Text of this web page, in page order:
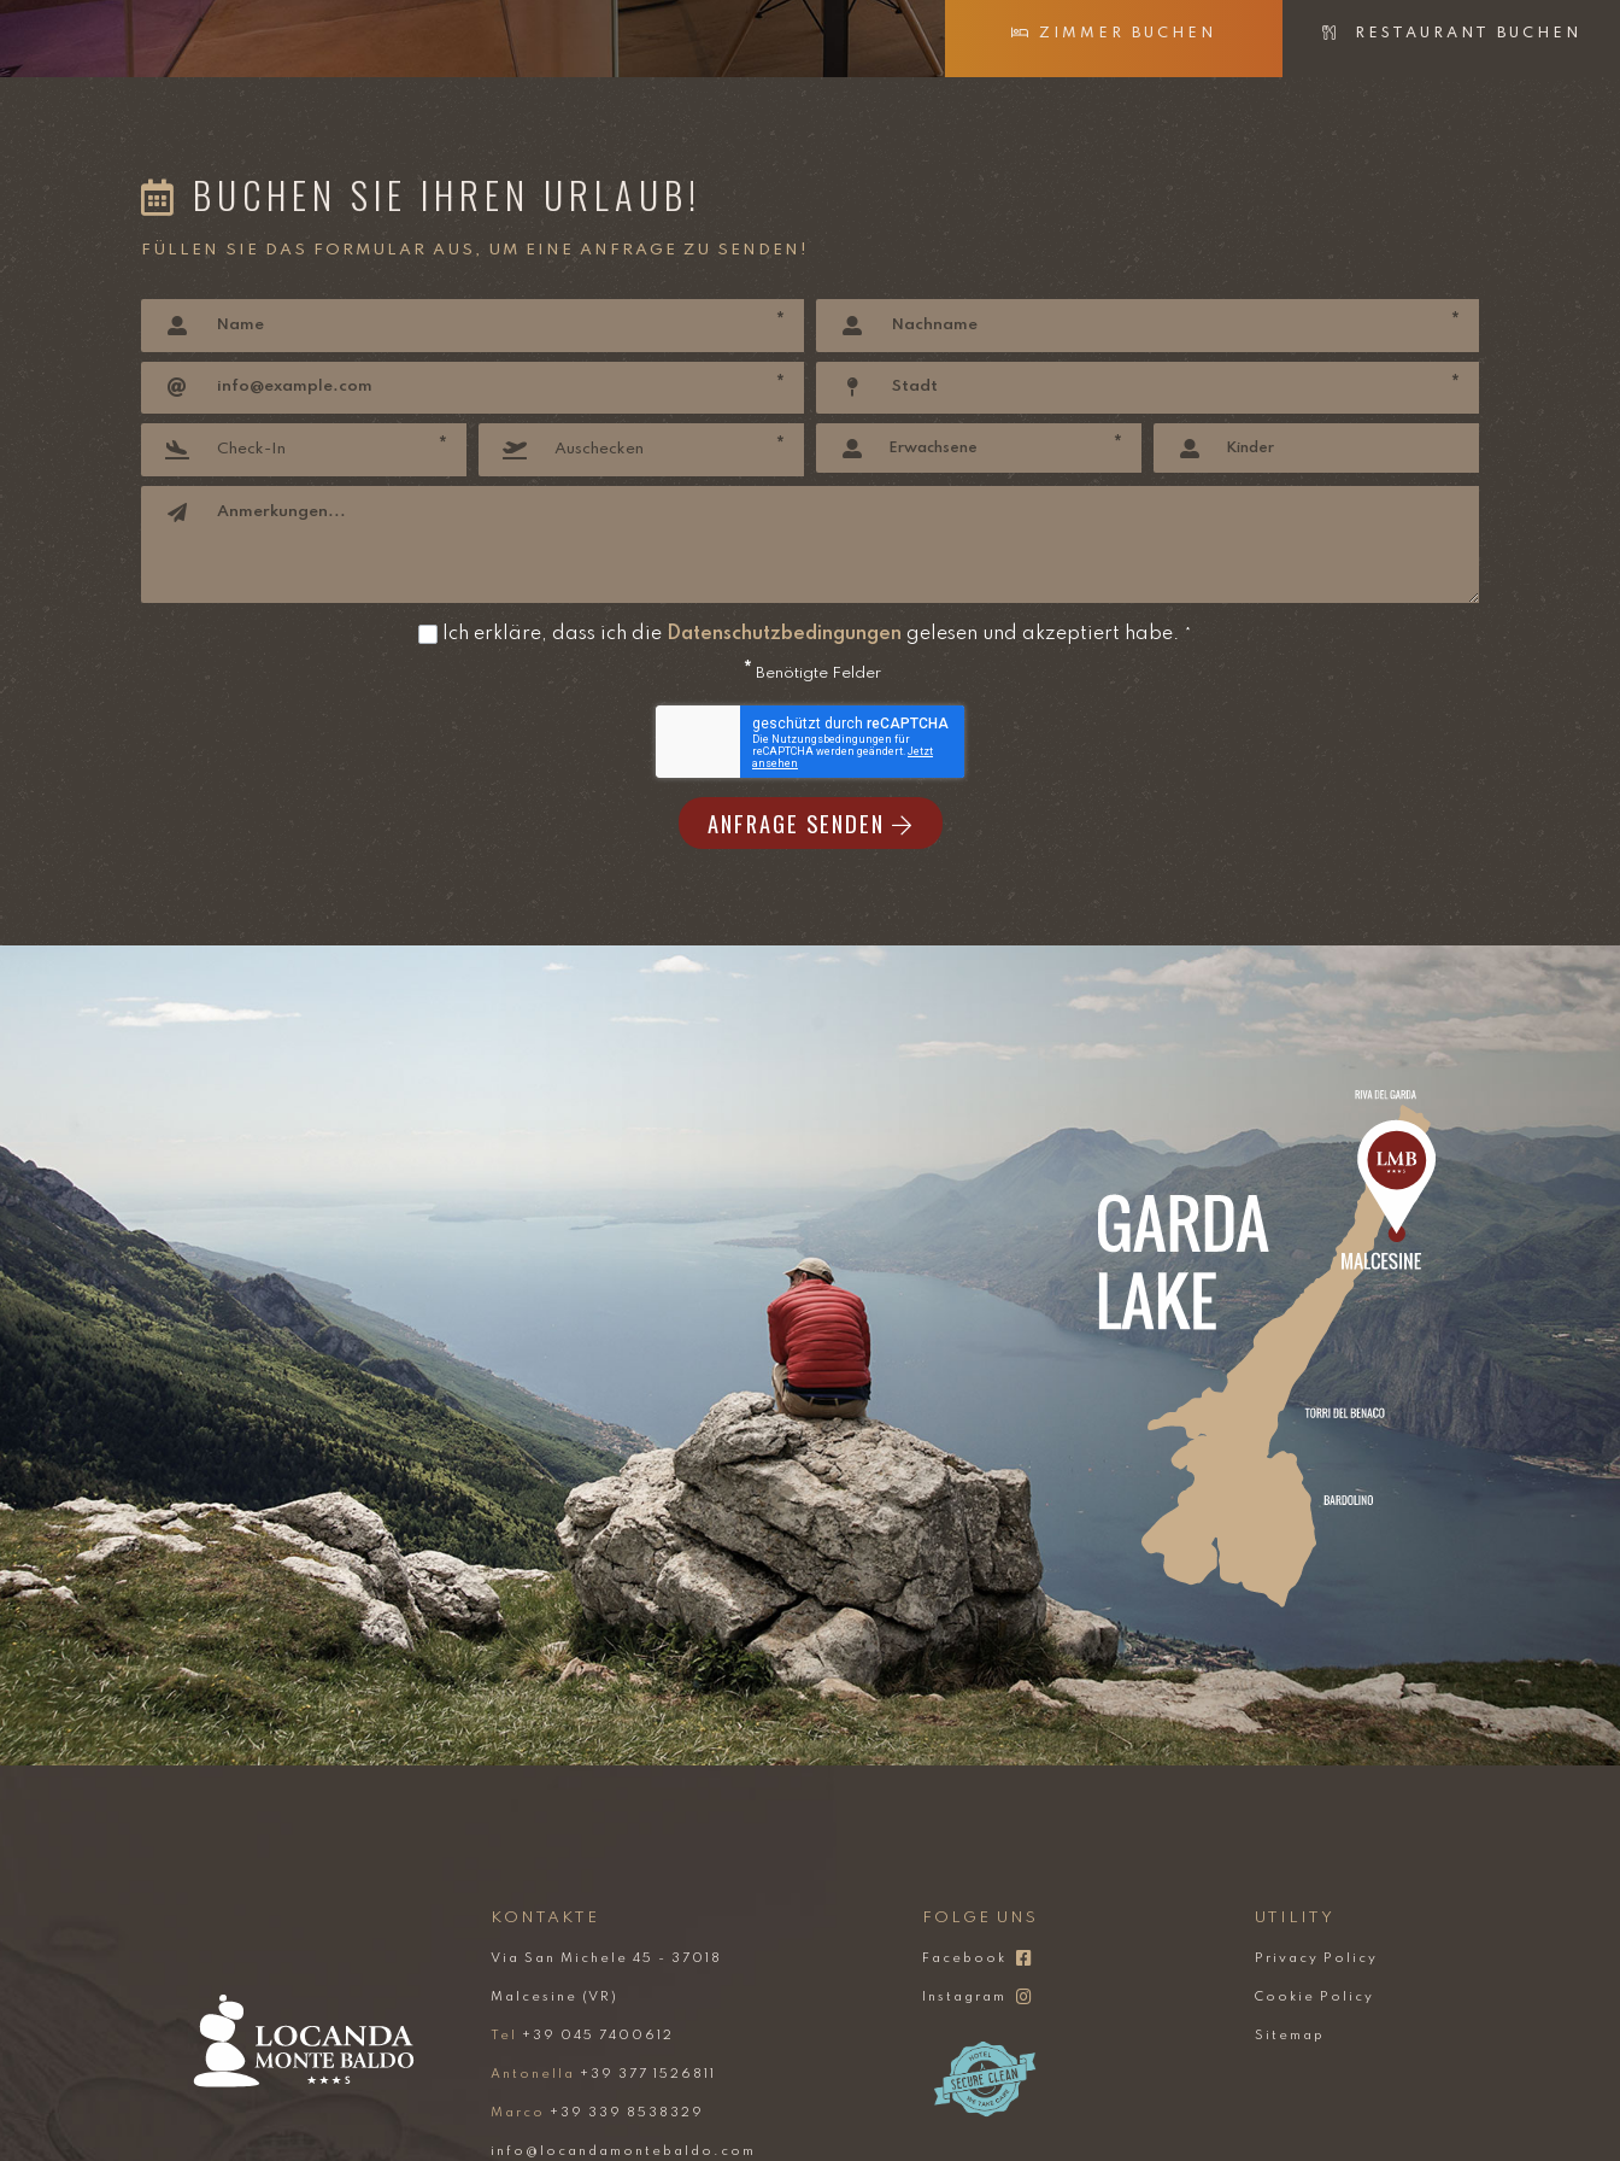
ZIMMER BUCHEN RESTAURANT BUCHEN
BUCHEN SIE IHREN URLAUB!
FÜLLEN SIE DAS FORMULAR AUS, UM EINE ANFRAGE ZU SENDEN!
* *
* *
Check-In * Auschecken * Erwachsene * Kinder
Ich erkläre, dass ich die Datenschutzbedingungen gelesen und akzeptiert habe. *
* Benötigte Felder
ANFRAGE SENDEN
KONTAKTE
Via San Michele 45 - 37018
Malcesine (VR)
Tel +39 045 7400612
Antonella +39 377 1526811
Marco +39 339 8538329
info@locandamontebaldo.com
FOLGE UNS
Facebook
Instagram
UTILITY
Privacy Policy
Cookie Policy
Sitemap